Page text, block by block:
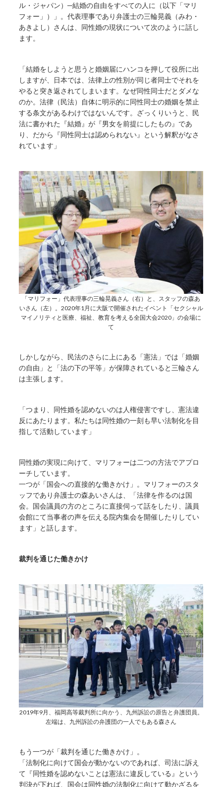
ル・ジャパン）─結婚の自由をすべての人に（以下「マリ
フォー」）」。代表理事であり弁護士の三輪晃義（みわ・
あきよし）さんは、同性婚の現状について次のように話し
ます。
「結婚をしようと思うと婚姻届にハンコを押して役所に出
しますが、日本では、法律上の性別が同じ者同士でそれを
やると突き返されてしまいます。なぜ同性同士だとダメな
のか。法律（民法）自体に明示的に同性同士の婚姻を禁止
する条文があるわけではないんです。ざっくりいうと、民
法に書かれた『結婚』が『男女を前提にしたもの』であ
り、だから『同性同士は認められない』という解釈がなさ
れています」
「マリフォー」代表理事の三輪晃義さん（右）と、スタッフの森あ
いさん（左）。2020年1月に大阪で開催されたイベント「セクシャル
マイノリティと医療、福祉、教育を考える全国大会2020」の会場に
て
しかしながら、民法のさらに上にある「憲法」では「婚姻
の自由」と「法の下の平等」が保障されていると三輪さん
は主張します。
「つまり、同性婚を認めないのは人権侵害ですし、憲法違
反にあたります。私たちは同性婚の一刻も早い法制化を目
指して活動しています」
同性婚の実現に向けて、マリフォーは二つの方法でアプロ
ーチしています。
一つが「国会への直接的な働きかけ」。マリフォーのスタ
ッフであり弁護士の森あいさんは、「法律を作るのは国
会。国会議員の方のところに直接伺って話をしたり、議員
会館にて当事者の声を伝える院内集会を開催したりしてい
ます」と話します。
裁判を通じた働きかけ
2019年9月、福岡高等裁判所に向かう、九州訴訟の原告と弁護団員。
左端は、九州訴訟の弁護団の一人でもある森さん
もう一つが「裁判を通じた働きかけ」。
「法制化に向けて国会が動かないのであれば、司法に訴え
て『同性婚を認めないことは憲法に違反している』という
判決が下れば、国会は同性婚の法制化に向けて動かざるを